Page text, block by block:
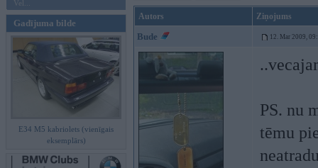
Vel...
Gadījuma bilde
E34 M5 kabriolets (vienīgais
eksemplārs)
Autors Ziņojums
Bude 12. Mar 2009,
PS. nu
tēmu